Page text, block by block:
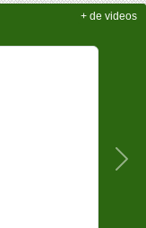
+ de videos